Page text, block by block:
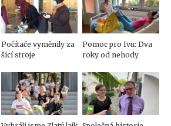
Počítače vyměnily za
šicí stroje
Pomoc pro Ivu: Dva
roky od nehody